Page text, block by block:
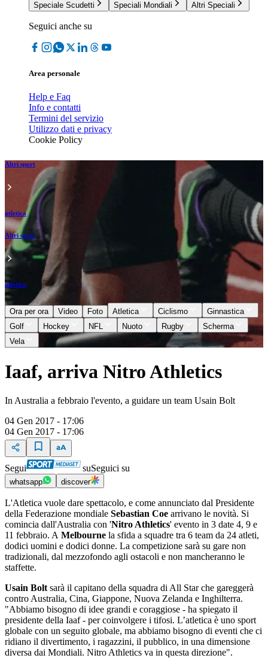
Speciale Scudetti
Speciali Mondiali Altri Speciali
Seguici anche su
Area personale
Help e Faq
Info e contatti
Termini del servizio
Utilizzo dati e privacy
Cookie Policy
Altri sport
atletica
Altri sport
atletica
Ora per ora Video Foto Atletica Ciclismo
Ginnastica
Golf
Hockey NFL Nuoto Rugby
Scherma
Vela
Iaaf, arriva Nitro Athletics
In Australia a febbraio l'evento, a guidare un team Usain Bolt
04 Gen 2017 - 17:06
04 Gen 2017 - 17:06
Segui suSeguici su
whatsapp discover
L'Atletica vuole dare spettacolo, e come annunciato dal Presidente
della Federazione mondiale Sebastian Coe arrivano le novità. Si
comincia dall'Australia con 'Nitro Athletics' evento in 3 date 4, 9 e
11 febbraio. A Melbourne la sfida a squadre tra 6 team da 24 atleti,
dodici uomini e dodici donne. La competizione sarà su gare non
tradizionali, dal mezzofondo agli ostacoli e non mancheranno le
staffette.
Usain Bolt sarà il capitano della squadra di All Star che gareggerà
contro Australia, Cina, Giappone, Nuova Zelanda e Inghilterra.
"Abbiamo bisogno di idee grandi e coraggiose - ha spiegato il
presidente della Iaaf - per coinvolgere i tifosi. L’atletica è uno sport
globale con un seguito globale, ma abbiamo bisogno di eventi che ci
ridiano il divertimento, i ragazzini, il pubblico, in una dimensione
diversa dai Mondiali. Nitro Athletics va in questa direzione".